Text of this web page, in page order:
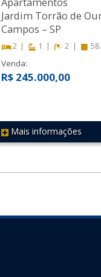
REF 224
Jardim Torrão de
Campos –SP
2 1 2
Venda:
R$ 245.000,00
Mais informações